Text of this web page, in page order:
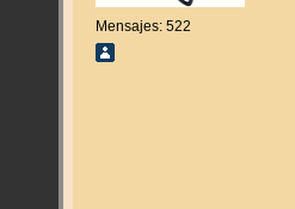
Mensajes: 522